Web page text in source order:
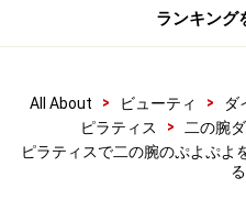
いきます。先ほどよりも腕
で、たくさん曲げるよりは
る範囲で行いましょう。
ランキング
All About > ビューティ > ダ
ピラティス
> 二の腕
ピラティスで二の腕のぷよぷよ
る